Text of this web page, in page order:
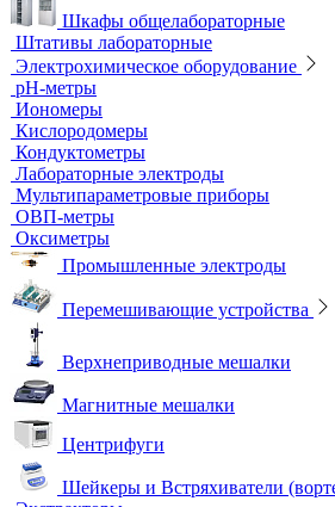
Шкафы общелабораторные
Штативы лабораторные
Электрохимическое оборудование
pH-метры
Иономеры
Кислородомеры
Кондуктометры
Лабораторные электроды
Мультипараметровые приборы